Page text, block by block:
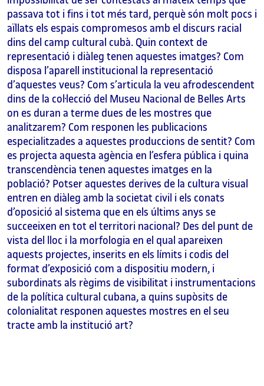
passava tot i fins i tot més tard, perquè són molt pocs i
aïllats els espais compromesos amb el discurs racial
dins del camp cultural cubà. Quin context de
representació i diàleg tenen aquestes imatges? Com
disposa l’aparell institucional la representació
d’aquestes veus? Com s’articula la veu afrodescendent
dins de la col·lecció del Museu Nacional de Belles Arts
on es duran a terme dues de les mostres que
analitzarem? Com responen les publicacions
especialitzades a aquestes produccions de sentit? Com
es projecta aquesta agència en l’esfera pública i quina
transcendència tenen aquestes imatges en la
població? Potser aquestes derives de la cultura visual
entren en diàleg amb la societat civil i els conats
d’oposició al sistema que en els últims anys se
succeeixen en tot el territori nacional? Des del punt de
vista del lloc i la morfologia en el qual apareixen
aquests projectes, inserits en els límits i codis del
format d’exposició com a dispositiu modern, i
subordinats als règims de visibilitat i instrumentacions
de la política cultural cubana, a quins supòsits de
colonialitat responen aquestes mostres en el seu
tracte amb la institució art?